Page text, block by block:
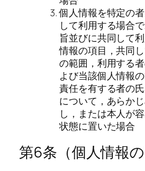
個人情報を特定の
して利用する場合
旨並びに共同して
情報の項目，共同
の範囲，利用する
よび当該個人情報
責任を有する者の
について，あらか
し，または本人が
状態に置いた場合
第6条（個人情報の